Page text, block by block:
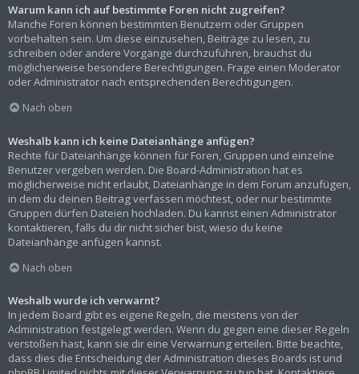
Warum kann ich auf bestimmte Foren nicht zugreifen?
Manche Foren können bestimmten Benutzern oder Gruppen
vorbehalten sein. Um diese einzusehen, Beiträge zu lesen, zu
schreiben oder andere Vorgänge durchzuführen, brauchst du
möglicherweise besondere Berechtigungen. Frage einen Moderator
oder Administrator nach entsprechenden Berechtigungen.
Nach oben
Weshalb kann ich keine Dateianhänge anfügen?
Rechte für Dateianhänge können für Foren, Gruppen und einzelne
Benutzer vergeben werden. Die Board-Administration hat es
möglicherweise nicht erlaubt, Dateianhänge in dem Forum anzufügen,
in dem du deinen Beitrag verfassen möchtest, oder nur bestimmte
Gruppen dürfen Dateien hochladen. Du kannst einen Administrator
kontaktieren, falls du dir nicht sicher bist, wieso du keine
Dateianhänge anfügen kannst.
Nach oben
Weshalb wurde ich verwarnt?
In jedem Board gibt es eigene Regeln, die meistens von der
Administration festgelegt werden. Wenn du gegen eine dieser Regeln
verstoßen hast, kann sie dir eine Verwarnung erteilen. Bitte beachte,
dass dies die Entscheidung der Administration dieses Boards ist und